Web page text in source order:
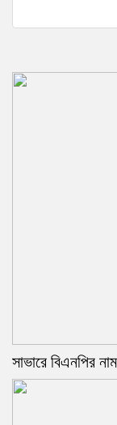
সাভারে বিএনপির